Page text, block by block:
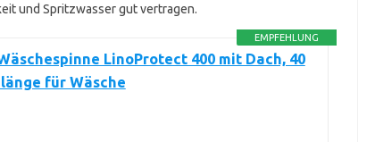
und Spritzwasser gut vertragen.
EMPFEHLUNG
LinoProtect 400 mit Dach, 40
für Wäsche